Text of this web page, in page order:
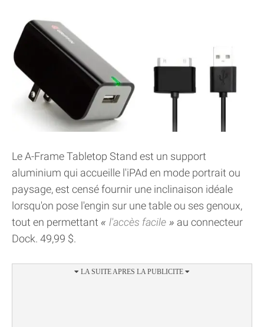
Le A-Frame Tabletop Stand est un support
aluminium qui accueille l'iPAd en mode portrait ou
paysage, est censé fournir une inclinaison idéale
lorsqu'on pose l'engin sur une table ou ses genoux,
tout en permettant
l'accès facile
au connecteur
Dock. 49,99 $.